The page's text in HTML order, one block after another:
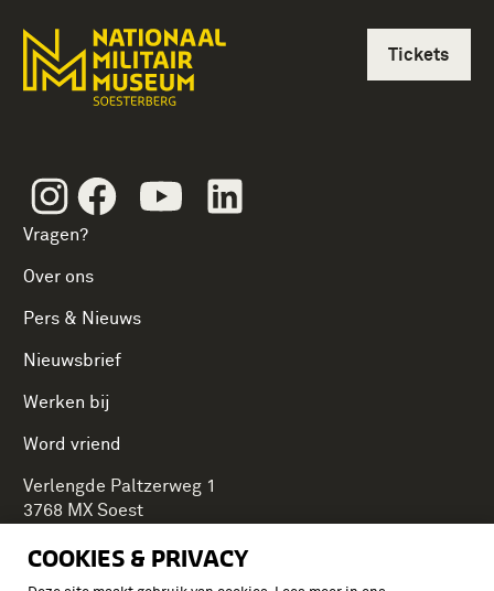
COOKIES & PRIVACY
InstagramFacebookYoutube
Vragen?
Over ons
Pers & Nieuws
Nieuwsbrief
Werken bij
Word vriend
Tickets
Verlengde Paltzerweg 1
3768 MX Soest